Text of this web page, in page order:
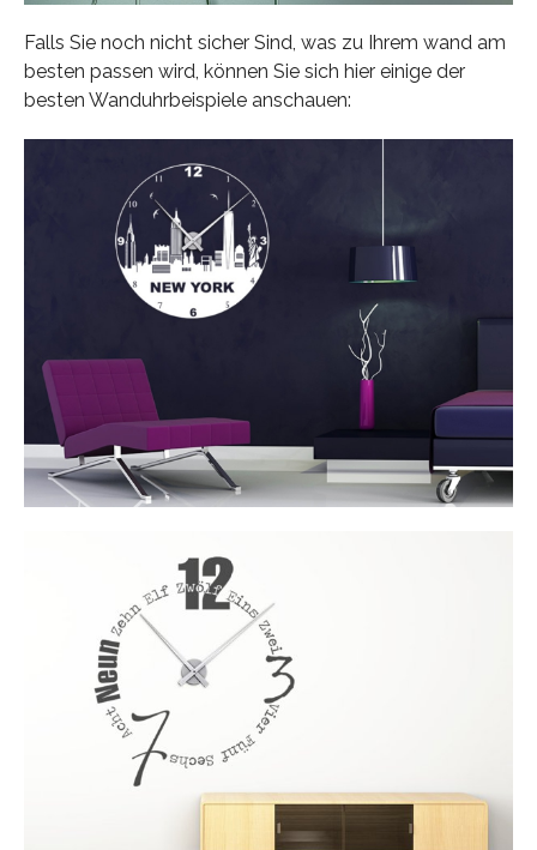
Falls Sie noch nicht sicher Sind, was zu Ihrem wand am
besten passen wird, können Sie sich hier einige der
besten Wanduhrbeispiele anschauen: